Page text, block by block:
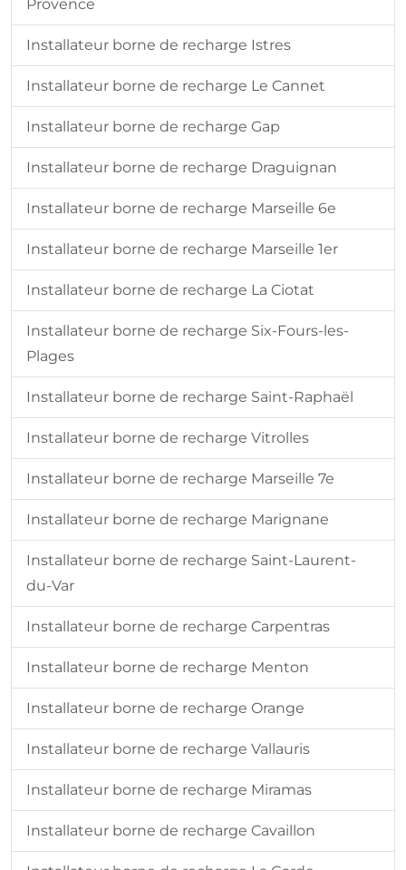
Provence
Installateur borne de recharge Istres
Installateur borne de recharge Le Cannet
Installateur borne de recharge Gap
Installateur borne de recharge Draguignan
Installateur borne de recharge Marseille 6e
Installateur borne de recharge Marseille 1er
Installateur borne de recharge La Ciotat
Installateur borne de recharge Six-Fours-les-
Plages
Installateur borne de recharge Saint-Raphaël
Installateur borne de recharge Vitrolles
Installateur borne de recharge Marseille 7e
Installateur borne de recharge Marignane
Installateur borne de recharge Saint-Laurent-
du-Var
Installateur borne de recharge Carpentras
Installateur borne de recharge Menton
Installateur borne de recharge Orange
Installateur borne de recharge Vallauris
Installateur borne de recharge Miramas
Installateur borne de recharge Cavaillon